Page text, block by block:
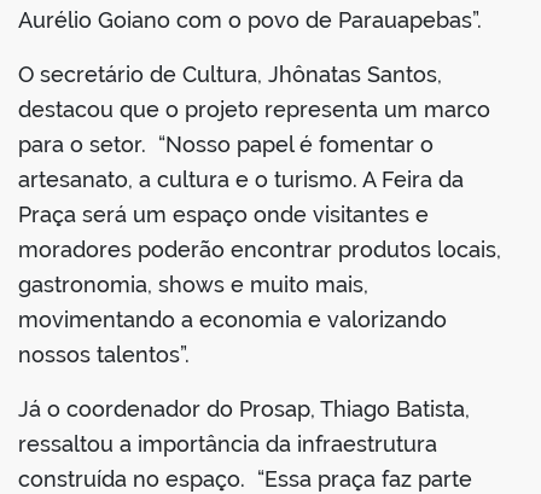
Aurélio Goiano com o povo de Parauapebas”.
O secretário de Cultura, Jhônatas Santos,
destacou que o projeto representa um marco
para o setor. “Nosso papel é fomentar o
artesanato, a cultura e o turismo. A Feira da
Praça será um espaço onde visitantes e
moradores poderão encontrar produtos locais,
gastronomia, shows e muito mais,
movimentando a economia e valorizando
nossos talentos”.
Já o coordenador do Prosap, Thiago Batista,
ressaltou a importância da infraestrutura
construída no espaço. “Essa praça faz parte